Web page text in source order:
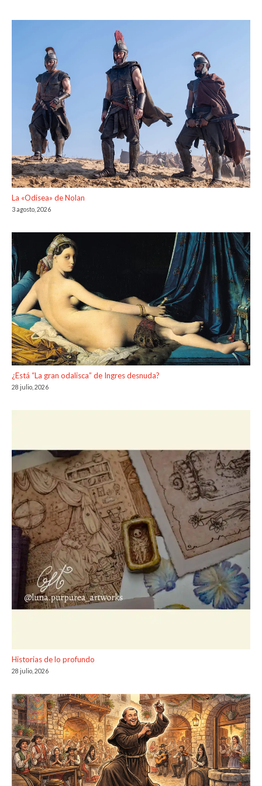
La «Odisea» de Nolan
3 agosto, 2026
¿Está “La gran odalisca” de Ingres desnuda?
28 julio, 2026
Historias de lo profundo
28 julio, 2026